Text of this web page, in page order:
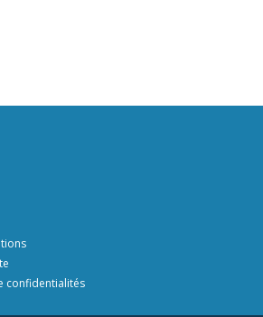
confidentialités